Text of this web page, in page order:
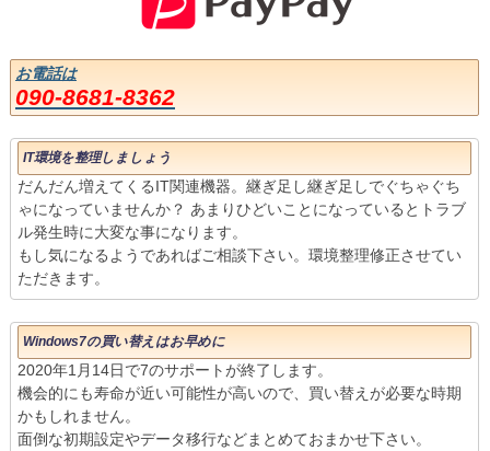
お電話は
090-8681-8362
IT環境を整理しましょう
だんだん増えてくるIT関連機器。継ぎ足し継ぎ足しでぐちゃぐち
ゃになっていませんか？ あまりひどいことになっているとトラブ
ル発生時に大変な事になります。
もし気になるようであればご相談下さい。環境整理修正させてい
ただきます。
Windows7の買い替えはお早めに
2020年1月14日で7のサポートが終了します。
機会的にも寿命が近い可能性が高いので、買い替えが必要な時期
かもしれません。
面倒な初期設定やデータ移行などまとめておまかせ下さい。